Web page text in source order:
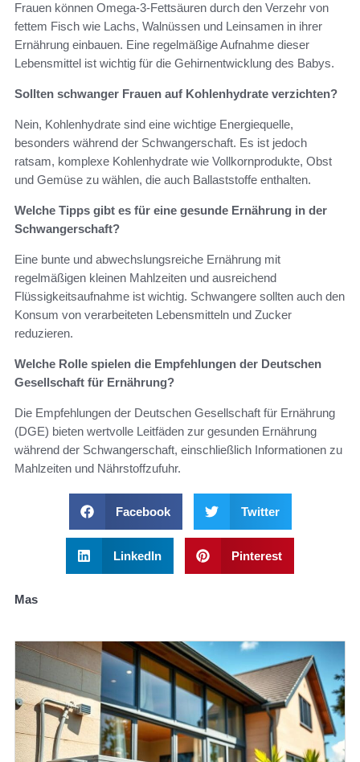
Frauen können Omega-3-Fettsäuren durch den Verzehr von
fettem Fisch wie Lachs, Walnüssen und Leinsamen in ihrer
Ernährung einbauen. Eine regelmäßige Aufnahme dieser
Lebensmittel ist wichtig für die Gehirnentwicklung des Babys.
Sollten schwanger Frauen auf Kohlenhydrate verzichten?
Nein, Kohlenhydrate sind eine wichtige Energiequelle,
besonders während der Schwangerschaft. Es ist jedoch
ratsam, komplexe Kohlenhydrate wie Vollkornprodukte, Obst
und Gemüse zu wählen, die auch Ballaststoffe enthalten.
Welche Tipps gibt es für eine gesunde Ernährung in der
Schwangerschaft?
Eine bunte und abwechslungsreiche Ernährung mit
regelmäßigen kleinen Mahlzeiten und ausreichend
Flüssigkeitsaufnahme ist wichtig. Schwangere sollten auch den
Konsum von verarbeiteten Lebensmitteln und Zucker
reduzieren.
Welche Rolle spielen die Empfehlungen der Deutschen
Gesellschaft für Ernährung?
Die Empfehlungen der Deutschen Gesellschaft für Ernährung
(DGE) bieten wertvolle Leitfäden zur gesunden Ernährung
während der Schwangerschaft, einschließlich Informationen zu
Mahlzeiten und Nährstoffzufuhr.
Facebook Twitter
LinkedIn Pinterest
Mas